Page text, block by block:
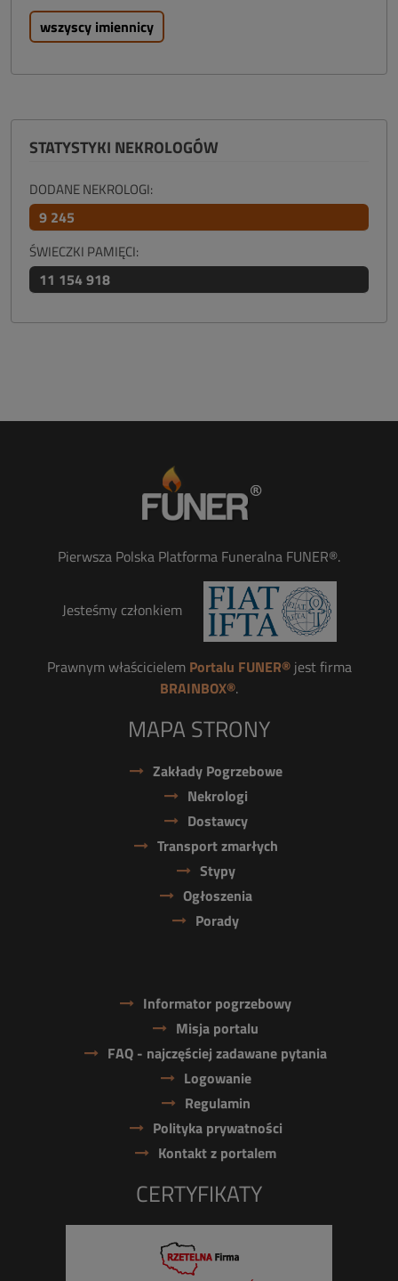
wszyscy imiennicy
STATYSTYKI NEKROLOGÓW
DODANE NEKROLOGI:
9 245
ŚWIECZKI PAMIĘCI:
11 154 918
Pierwsza Polska Platforma Funeralna FUNER®.
Jesteśmy członkiem
Prawnym właścicielem Portalu FUNER®jest firma
BRAINBOX®.
MAPA STRONY
Zakłady Pogrzebowe
Nekrologi
Dostawcy
Transport zmarłych
Stypy
Ogłoszenia
Porady
Informator pogrzebowy
Misja portalu
FAQ - najczęściej zadawane pytania
Logowanie
Regulamin
Polityka prywatności
Kontakt z portalem
CERTYFIKATY